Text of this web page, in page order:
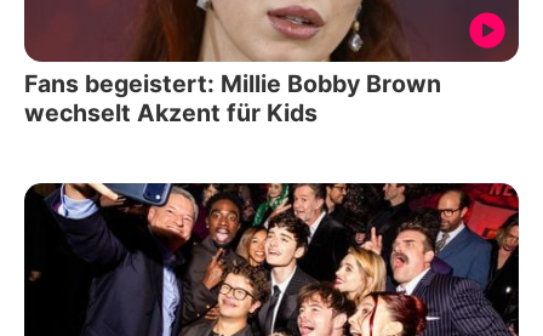
Fans begeistert: Millie Bobby Brown
wechselt Akzent für Kids